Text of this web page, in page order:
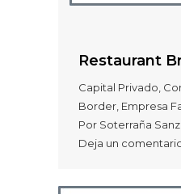
Restaurant
Capital Privado,
Border, Empresa
Por Soterraña Sanz
Deja un